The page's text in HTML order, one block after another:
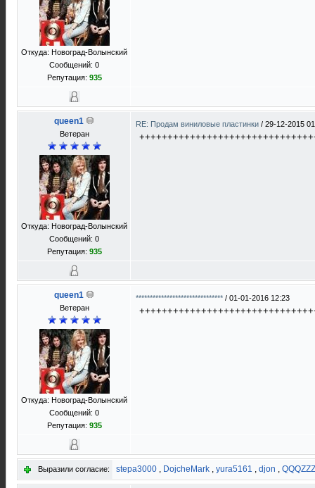
Откуда: Новоград-Волынский
Сообщений: 0
Репутация: 935
queen1
Ветеран
Откуда: Новоград-Волынский
Сообщений: 0
Репутация: 935
RE: Продам виниловые пластинки / 29-12-2015
queen1
Ветеран
Откуда: Новоград-Волынский
Сообщений: 0
Репутация: 935
******************************* / 01-01-2016 12:23
Выразили согласие: stepa3000 , DojcheMark , yura5161 , djon , QQQZZZ